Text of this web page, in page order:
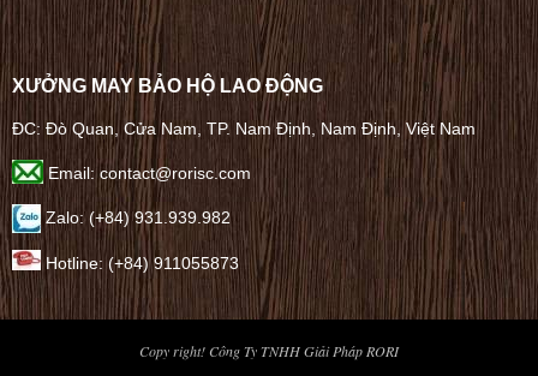
XƯỞNG MAY BẢO HỘ LAO ĐỘNG
ĐC: Đò Quan, Cửa Nam, TP. Nam Định, Nam Định, Việt Nam
Email: contact@rorisc.com
Zalo: (+84) 931.939.982
Hotline: (+84) 911055873
Copy right! Công Ty TNHH Giải Pháp RORI